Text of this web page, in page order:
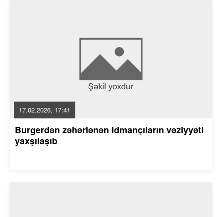
17.02.2026, 17:41
Burgerdən zəhərlənən idmançıların vəziyyəti
yaxşılaşıb